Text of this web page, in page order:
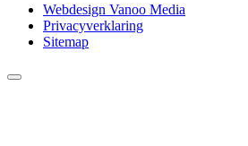
Webdesign Vanoo Media
Privacyverklaring
Sitemap